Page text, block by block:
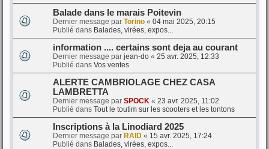
Balade dans le marais Poitevin
Dernier message par Torino « 04 mai 2025, 20:15
Publié dans Balades, virées, expos...
information .... certains sont deja au courant
Dernier message par jean-do « 25 avr. 2025, 12:33
Publié dans Vos ventes
ALERTE CAMBRIOLAGE CHEZ CASA
LAMBRETTA
Dernier message par SPOCK « 23 avr. 2025, 11:02
Publié dans Tout le toutim sur les scooters et les tontons
Inscriptions à la Linodiard 2025
Dernier message par RAID « 15 avr. 2025, 17:24
Publié dans Balades, virées, expos...